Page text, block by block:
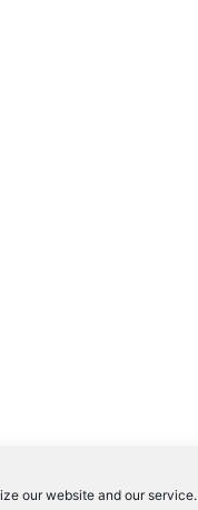
our website and our service.